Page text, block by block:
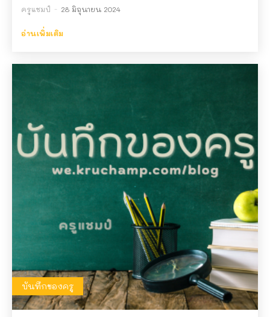
เฉลยแล้ว โรงเรียนอะไรที่มีแต่ข้าวมันไก่ขายให้
นักเรียนกิน
ข้อมูลสรุปการจัดการเรียนรู้แบบ SEAL โดย
นายพิริยะ ตระกูลสว่าง
02:47
ปัจจัยที่มีผลต่อการละลายของสาร ม.2 สรุป
เข้าใจง่ายใน 1 นาที!
| ศิษย์ครูแชมป์
01:29
วิธีทำผลึกสารส้มง่ายๆ ใน 1 คืน! ทดลอง
วิทยาศาสตร์สุดทึ่งกับน้องมะยม ศิษย์ครูแชมป์
ครูแชมป์ - 28 มิถุนายน 2024
อ่านเพิ่มเติม
บันทึกของครู